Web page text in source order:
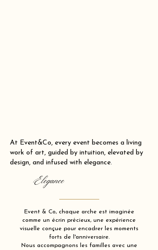
At Event&Co, every event becomes a living
work of art, guided by intuition, elevated by
design, and infused with elegance.
Elegance
Event & Co, chaque arche est imaginée
comme un écrin précieux, une expérience
visuelle conçue pour encadrer les moments
forts de l'anniversaire.
Nous accompagnons les familles avec une